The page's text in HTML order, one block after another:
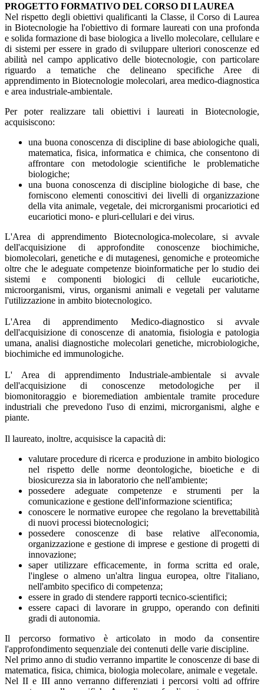
PROGETTO FORMATIVO DEL CORSO DI LAUREA
Nel rispetto degli obiettivi qualificanti la Classe, il Corso di Laurea
in Biotecnologie ha l'obiettivo di formare laureati con una profonda
e solida formazione di base biologica a livello molecolare, cellulare e
di sistemi per essere in grado di sviluppare ulteriori conoscenze ed
abilità nel campo applicativo delle biotecnologie, con particolare
riguardo a tematiche che delineano specifiche Aree di
apprendimento in Biotecnologie molecolari, area medico-diagnostica
e area industriale-ambientale.
Per poter realizzare tali obiettivi i laureati in Biotecnologie,
acquisiscono:
una buona conoscenza di discipline di base abiologiche quali,
matematica, fisica, informatica e chimica, che consentono di
affrontare con metodologie scientifiche le problematiche
biologiche;
una buona conoscenza di discipline biologiche di base, che
forniscono elementi conoscitivi dei livelli di organizzazione
della vita animale, vegetale, dei microrganismi procariotici ed
eucariotici mono- e pluri-cellulari e dei virus.
L'Area di apprendimento Biotecnologica-molecolare, si avvale
dell'acquisizione di approfondite conoscenze biochimiche,
biomolecolari, genetiche e di mutagenesi, genomiche e proteomiche
oltre che le adeguate competenze bioinformatiche per lo studio dei
sistemi e componenti biologici di cellule eucariotiche,
microorganismi, virus, organismi animali e vegetali per valutarne
l'utilizzazione in ambito biotecnologico.
L'Area di apprendimento Medico-diagnostico si avvale
dell'acquisizione di conoscenze di anatomia, fisiologia e patologia
umana, analisi diagnostiche molecolari genetiche, microbiologiche,
biochimiche ed immunologiche.
L' Area di apprendimento Industriale-ambientale si avvale
dell'acquisizione di conoscenze metodologiche per il
biomonitoraggio e bioremediation ambientale tramite procedure
industriali che prevedono l'uso di enzimi, microrganismi, alghe e
piante.
Il laureato, inoltre, acquisisce la capacità di:
valutare procedure di ricerca e produzione in ambito biologico
nel rispetto delle norme deontologiche, bioetiche e di
biosicurezza sia in laboratorio che nell'ambiente;
possedere adeguate competenze e strumenti per la
comunicazione e gestione dell'informazione scientifica;
conoscere le normative europee che regolano la brevettabilità
di nuovi processi biotecnologici;
possedere conoscenze di base relative all'economia,
organizzazione e gestione di imprese e gestione di progetti di
innovazione;
saper utilizzare efficacemente, in forma scritta ed orale,
l'inglese o almeno un'altra lingua europea, oltre l'italiano,
nell'ambito specifico di competenza;
essere in grado di stendere rapporti tecnico-scientifici;
essere capaci di lavorare in gruppo, operando con definiti
gradi di autonomia.
Il percorso formativo è articolato in modo da consentire
l'approfondimento sequenziale dei contenuti delle varie discipline.
Nel primo anno di studio verranno impartite le conoscenze di base di
matematica, fisica, chimica, biologia molecolare, animale e vegetale.
Nel II e III anno verranno differenziati i percorsi volti ad offrire